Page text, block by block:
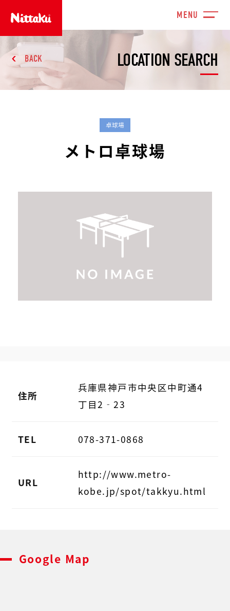
LOCATION SEARCH
BACK
卓球場
メトロ卓球場
住所
兵庫県神戸市中央区中町通4
丁目2‐23
TEL 078-371-0868
URL
http://www.metro-
kobe.jp/spot/takkyu.html
Google Map